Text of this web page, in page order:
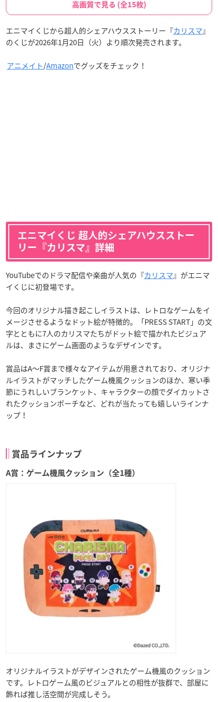
高画質で見る (全15枚)
エニマイくじから超人的シェアハウスストーリー『カリスマ』
のくじが2026年1月20日（火）より順次発売されます。
アニメイト/Amazonでグッズをチェック！
エニマイくじ 超人的シェアハウスストー
リー『カリスマ』詳細
YouTubeでのドラマ配信や楽曲が人気の『カリスマ』がエニマ
イくじに初登場です。
今回のオリジナル描き起こしイラストは、レトロなゲームをイ
メージさせるようなドット絵が特徴的。「PRESS START」の文
字とともに7人のカリスマたちがドット絵で描かれたビジュア
ルは、まさにゲーム画面のようなデザインです。
賞品はA〜F賞まで様々なアイテムが用意されており、オリジナ
ルイラストがマッチしたゲーム機風クッションのほか、寒い季
節にうれしいブランケット、キャラクターの顔でダイカットさ
れたクッションポーチなど、どれが当たっても嬉しいラインナ
ップ！
賞品ラインナップ
A賞：ゲーム機風クッション（全1種）
オリジナルイラストがデザインされたゲーム機風のクッション
です。レトロゲーム風のビジュアルとの相性が抜群で、部屋に
飾れば推し活空間が完成しそう。